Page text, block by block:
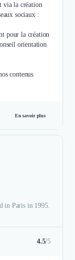
via la création
sociaux :
pour la création
orientation
contenus
En savoir plus
in Paris in 1995.
4.5/5